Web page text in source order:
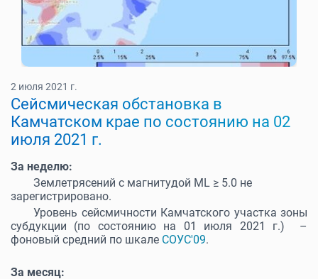
2 июля 2021 г.
Cейсмическая обстановка в
Камчатском крае по состоянию на 02
июля 2021 г.
За неделю:
Землетрясений с магнитудой МL ≥ 5.0 не
зарегистрировано.
Уровень сейсмичности Камчатского участка зоны
субдукции (по состоянию на 01 июля 2021 г.) –
фоновый средний по шкале СОУС'09.
За месяц: